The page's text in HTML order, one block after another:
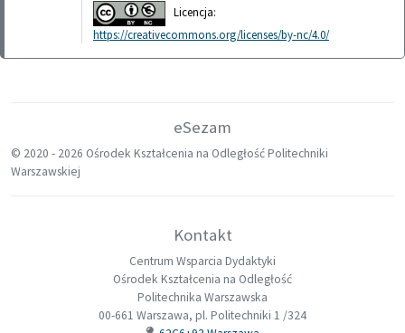
Licencja:
https://creativecommons.org/licenses/by-nc/4.0/
eSezam
© 2020 - 2026 Ośrodek Kształcenia na Odległość Politechniki
Warszawskiej
Kontakt
Centrum Wsparcia Dydaktyki
Ośrodek Kształcenia na Odległość
Politechnika Warszawska
00-661 Warszawa, pl. Politechniki 1 /324